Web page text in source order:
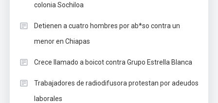
colonia Sochiloa
Detienen a cuatro hombres por ab*so contra un
menor en Chiapas
Crece llamado a boicot contra Grupo Estrella Blanca
Trabajadores de radiodifusora protestan por adeudos
laborales